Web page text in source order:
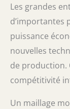
Les grandes
d’importantes
puissance
nouvelles
de production.
compétitivité
Un maillage